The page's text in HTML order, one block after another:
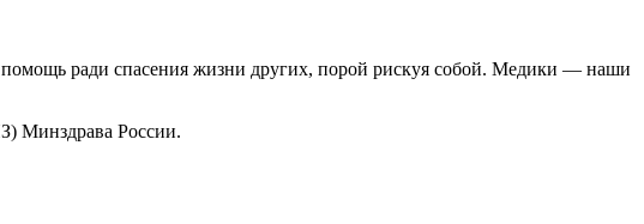
ради спасения жизни других, порой рискуя собой. Медики — наши
Минздрава России.